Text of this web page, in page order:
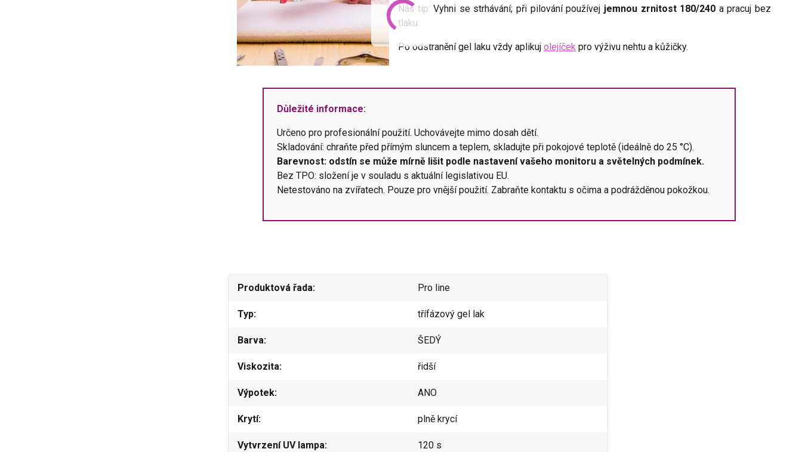
Náš tip: Vyhni se strhávání; při pilování používej jemnou zrnitost 180/240 a pracuj bez
tlaku.
Po odstranění gel laku vždy aplikuj olejíčekpro výživu nehtu a kůžičky.
Důležité informace:
Určeno pro profesionální použití. Uchovávejte mimo dosah dětí.
Skladování: chraňte před přímým sluncem a teplem, skladujte při pokojové teplotě (ideálně do 25 °C).
Barevnost: odstín se může mírně lišit podle nastavení vašeho monitoru a světelných podmínek.
Bez TPO: složení je v souladu s aktuální legislativou EU.
Netestováno na zvířatech. Pouze pro vnější použití. Zabraňte kontaktu s očima a podrážděnou pokožkou.
Produktová řada Pro line
Typ třífázový gel lak
Barva ŠEDÝ
Viskozita řidší
Výpotek ANO
Krytí plně krycí
Vytvrzení UV lampa 120 s